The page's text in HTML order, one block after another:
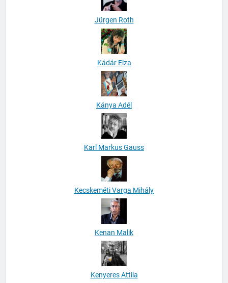
Jürgen Roth
Kádár Elza
Kánya Adél
Karl Markus Gauss
Kecskeméti Varga Mihály
Kenan Malik
Kenyeres Attila